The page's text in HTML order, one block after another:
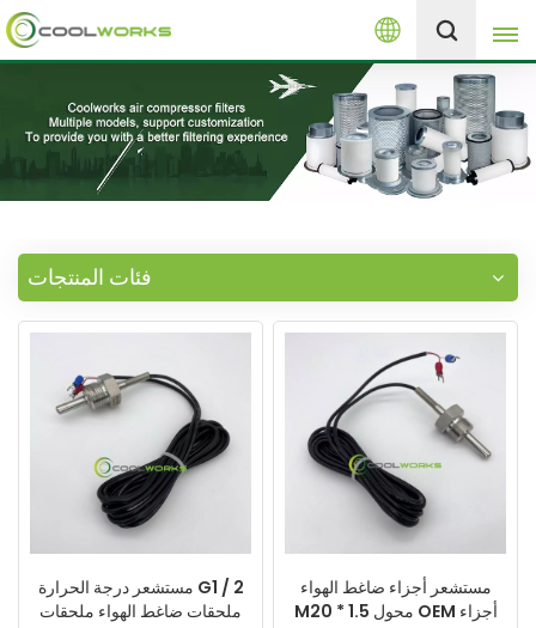
العربية
English
español
العربية
русский
+8613525046291
فئات المنتجات
مستشعر درجة الحرارة G1 / 2
ملحقات ضاغط الهواء ملحقات
مستشعر أجزاء ضاغط الهواء
M20 * 1.5 محول OEM أجزاء